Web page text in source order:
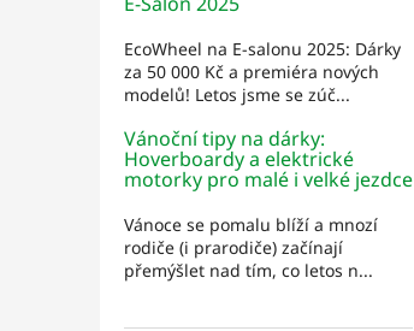
EcoWheel na E-salonu 2025: Dárky
za 50 000 Kč a premiéra nových
modelů! Letos jsme se zúč...
Vánoční tipy na dárky:
Hoverboardy a elektrické
motorky pro malé i velké jezdce
Vánoce se pomalu blíží a mnozí
rodiče (i prarodiče) začínají
přemýšlet nad tím, co letos n...